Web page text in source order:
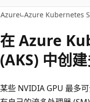
Azure Azure Kubernetes
在 Azure
(AKS) 中创
某些 NVIDIA GPU 最多